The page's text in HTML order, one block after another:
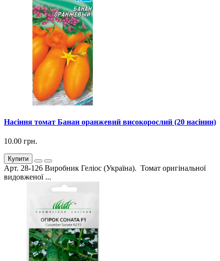
Насіння томат Банан оранжевий високорослий (20 насінин)
10.00 грн.
Купити
Арт. 28-126 Виробник Геліос (Україна). Томат оригінальної
видовженої ...